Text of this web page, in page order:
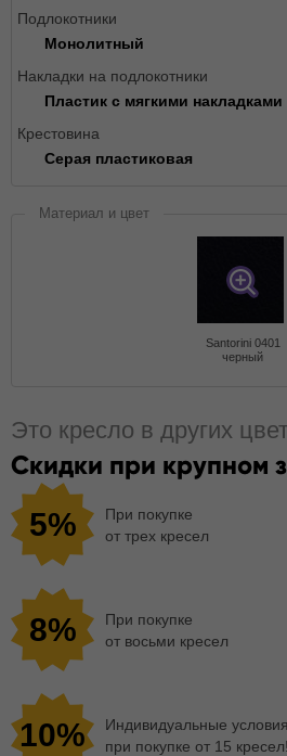
Подлокотники
Монолитный
Накладки на подлокотники
Пластик с мягкими накладками
Крестовина
Серая пластиковая
Материал и цвет
Santorini 0401
черный
Это кресло в других
Скидки при крупном
5%
При покупке
от трех кресел
8%
При покупке
от восьми кресел
10%
Индивидуальные условия
при покупке от 15 кресел!